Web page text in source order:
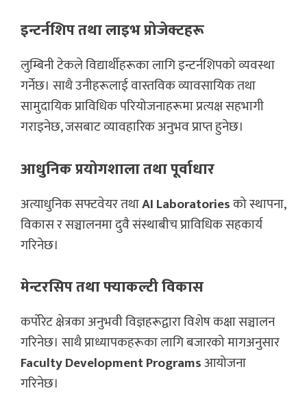
इन्टर्नशिप तथा लाइभ प्रोजेक्टहरू
लुम्बिनी टेकले विद्यार्थीहरूका लागि इन्टर्नशिपको व्यवस्था
गर्नेछ। साथै उनीहरूलाई वास्तविक व्यावसायिक तथा
सामुदायिक प्राविधिक परियोजनाहरूमा प्रत्यक्ष सहभागी
गराइनेछ, जसबाट व्यावहारिक अनुभव प्राप्त हुनेछ।
आधुनिक प्रयोगशाला तथा पूर्वाधार
अत्याधुनिक सफ्टवेयर तथाAI Laboratoriesको स्थापना,
विकास र सञ्चालनमा दुवै संस्थाबीच प्राविधिक सहकार्य
गरिनेछ।
मेन्टरसिप तथा फ्याकल्टी विकास
कर्पोरेट क्षेत्रका अनुभवी विज्ञहरूद्वारा विशेष कक्षा सञ्चालन
गरिनेछ। साथै प्राध्यापकहरूका लागि बजारको मागअनुसार
Faculty Development Programsआयोजना
गरिनेछ।